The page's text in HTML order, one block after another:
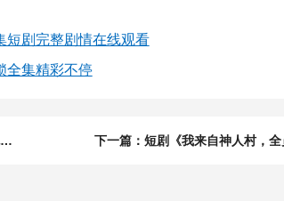
短剧完整剧情在线观看
全集精彩不停
上一篇：短剧《冲喜嫁给克妻书生后》57集短剧超清画质全集免费看